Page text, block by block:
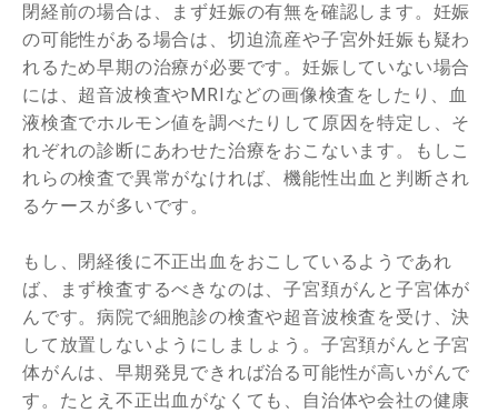
閉経前の場合は、まず妊娠の有無を確認します。妊娠
の可能性がある場合は、切迫流産や子宮外妊娠も疑わ
れるため早期の治療が必要です。妊娠していない場合
には、超音波検査やMRIなどの画像検査をしたり、血
液検査でホルモン値を調べたりして原因を特定し、そ
れぞれの診断にあわせた治療をおこないます。もしこ
れらの検査で異常がなければ、機能性出血と判断され
るケースが多いです。
もし、閉経後に不正出血をおこしているようであれ
ば、まず検査するべきなのは、子宮頚がんと子宮体が
んです。病院で細胞診の検査や超音波検査を受け、決
して放置しないようにしましょう。子宮頚がんと子宮
体がんは、早期発見できれば治る可能性が高いがんで
す。たとえ不正出血がなくても、自治体や会社の健康